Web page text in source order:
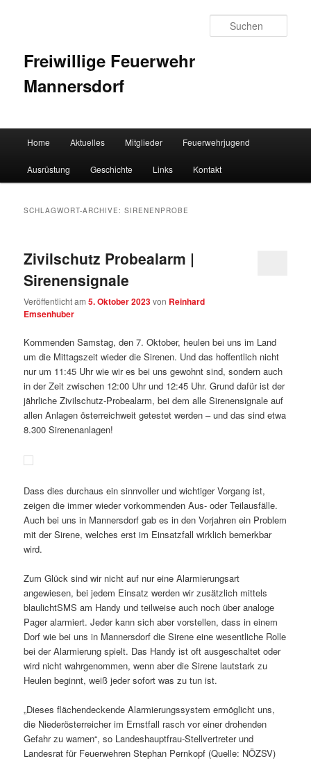
Freiwillige Feuerwehr
Mannersdorf
Zum Inhalt wechseln
Zum sekundären Inhalt wechseln
Home Aktuelles Mitglieder Feuerwehrjugend
Ausrüstung Geschichte Links Kontakt
SCHLAGWORT-ARCHIVE:SIRENENPROBE
Zivilschutz Probealarm |
Sirenensignale
Veröffentlicht am5. Oktober 2023von Reinhard
Emsenhuber
Kommenden Samstag, den 7. Oktober, heulen bei uns im Land
um die Mittagszeit wieder die Sirenen. Und das hoffentlich nicht
nur um 11:45 Uhr wie wir es bei uns gewohnt sind, sondern auch
in der Zeit zwischen 12:00 Uhr und 12:45 Uhr. Grund dafür ist der
jährliche Zivilschutz-Probealarm, bei dem alle Sirenensignale auf
allen Anlagen österreichweit getestet werden – und das sind etwa
8.300 Sirenenanlagen!
Dass dies durchaus ein sinnvoller und wichtiger Vorgang ist,
zeigen die immer wieder vorkommenden Aus- oder Teilausfälle.
Auch bei uns in Mannersdorf gab es in den Vorjahren ein Problem
mit der Sirene, welches erst im Einsatzfall wirklich bemerkbar
wird.
Zum Glück sind wir nicht auf nur eine Alarmierungsart
angewiesen, bei jedem Einsatz werden wir zusätzlich mittels
blaulichtSMS am Handy und teilweise auch noch über analoge
Pager alarmiert. Jeder kann sich aber vorstellen, dass in einem
Dorf wie bei uns in Mannersdorf die Sirene eine wesentliche Rolle
bei der Alarmierung spielt. Das Handy ist oft ausgeschaltet oder
wird nicht wahrgenommen, wenn aber die Sirene lautstark zu
Heulen beginnt, weiß jeder sofort was zu tun ist.
„Dieses flächendeckende Alarmierungssystem ermöglicht uns,
die Niederösterreicher im Ernstfall rasch vor einer drohenden
Gefahr zu warnen“, so Landeshauptfrau-Stellvertreter und
Landesrat für Feuerwehren Stephan Pernkopf (Quelle: NÖZSV)